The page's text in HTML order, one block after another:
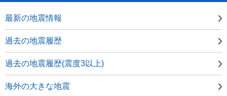
最新の地震情報
過去の地震履歴
過去の地震履歴(震度3以上)
海外の大きな地震